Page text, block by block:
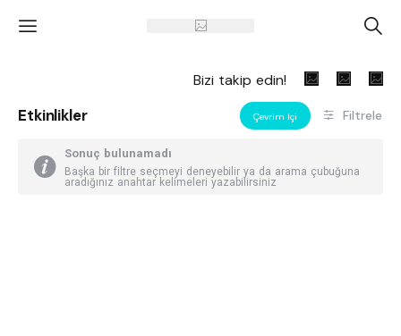
' A
Bizi takip edin!
Etkinlikler Çevrim Içi Filtrele
Sonuç bulunamadı
Başka bir filtre seçmeyi deneyebilir ya da arama çubuğuna
aradığınız anahtar kelimeleri yazabilirsiniz